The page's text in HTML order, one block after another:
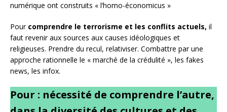
numérique ont construits « l’homo-économicus »
Pour comprendre le terrorisme et les conflits actuels, il
faut revenir aux sources aux causes idéologiques et
religieuses. Prendre du recul, relativiser. Combattre par une
approche rationnelle le « marché de la crédulité », les fakes
news, les infox.
Pour : nécessité de comprendre l’autre,